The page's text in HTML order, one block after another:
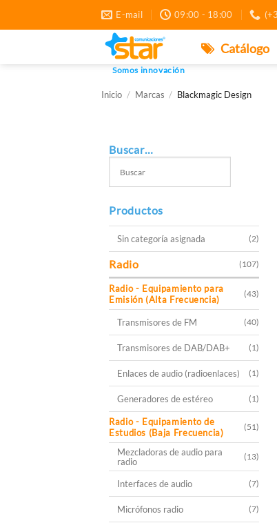
contenido
E-mail 09:00 - 18:00
Somos innovación
Catálogo
Inicio / Marcas / Blackmagic Design
Buscar…
Productos
Sin categoría asignada (2)
Radio (107)
Radio - Equipamiento para
Emisión (Alta Frecuencia)
(43)
Transmisores de FM (40)
Transmisores de DAB/DAB+ (1)
Enlaces de audio (radioenlaces) (1)
Generadores de estéreo (1)
Radio - Equipamiento de
Estudios (Baja Frecuencia)
(51)
Mezcladoras de audio para
radio
(13)
Interfaces de audio (7)
Micrófonos radio (7)